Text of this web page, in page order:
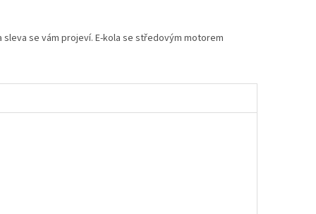
sleva se vám projeví. E-kola se středovým motorem